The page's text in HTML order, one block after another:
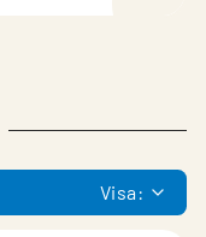
Visa: